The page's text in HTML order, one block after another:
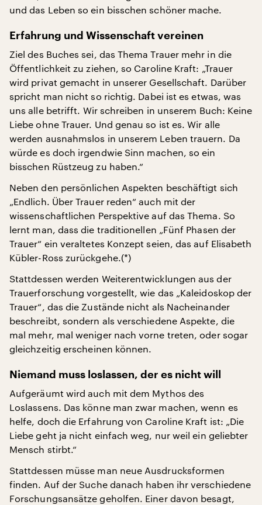
und das Leben so ein bisschen schöner mache.
Erfahrung und Wissenschaft vereinen
Ziel des Buches sei, das Thema Trauer mehr in die
Öffentlichkeit zu ziehen, so Caroline Kraft: „Trauer
wird privat gemacht in unserer Gesellschaft. Darüber
spricht man nicht so richtig. Dabei ist es etwas, was
uns alle betrifft. Wir schreiben in unserem Buch: Keine
Liebe ohne Trauer. Und genau so ist es. Wir alle
werden ausnahmslos in unserem Leben trauern. Da
würde es doch irgendwie Sinn machen, so ein
bisschen Rüstzeug zu haben.“
Neben den persönlichen Aspekten beschäftigt sich
„Endlich. Über Trauer reden“ auch mit der
wissenschaftlichen Perspektive auf das Thema. So
lernt man, dass die traditionellen „Fünf Phasen der
Trauer“ ein veraltetes Konzept seien, das auf Elisabeth
Kübler-Ross zurückgehe.(*)
Stattdessen werden Weiterentwicklungen aus der
Trauerforschung vorgestellt, wie das „Kaleidoskop der
Trauer“, das die Zustände nicht als Nacheinander
beschreibt, sondern als verschiedene Aspekte, die
mal mehr, mal weniger nach vorne treten, oder sogar
gleichzeitig erscheinen können.
Niemand muss loslassen, der es nicht will
Aufgeräumt wird auch mit dem Mythos des
Loslassens. Das könne man zwar machen, wenn es
helfe, doch die Erfahrung von Caroline Kraft ist: „Die
Liebe geht ja nicht einfach weg, nur weil ein geliebter
Mensch stirbt.“
Stattdessen müsse man neue Ausdrucksformen
finden. Auf der Suche danach haben ihr verschiedene
Forschungsansätze geholfen. Einer davon besagt,